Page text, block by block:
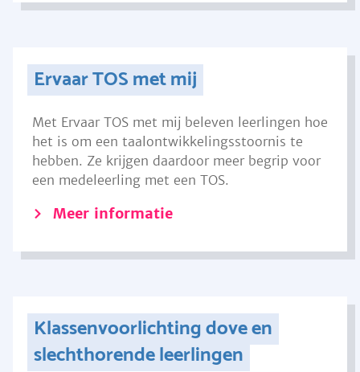
Ervaar TOS met mij
Met Ervaar TOS met mij beleven leerlingen hoe
het is om een taalontwikkelingsstoornis te
hebben. Ze krijgen daardoor meer begrip voor
een medeleerling met een TOS.
Meer informatie
Klassenvoorlichting dove en
slechthorende leerlingen